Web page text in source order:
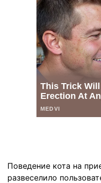
Поведение кота на
развеселило